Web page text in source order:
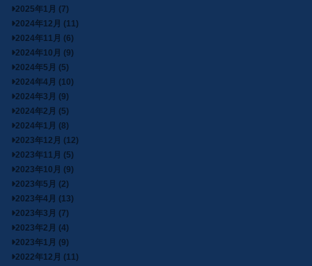
2025年1月 (7)
2024年12月 (11)
2024年11月 (6)
2024年10月 (9)
2024年5月 (5)
2024年4月 (10)
2024年3月 (9)
2024年2月 (5)
2024年1月 (8)
2023年12月 (12)
2023年11月 (5)
2023年10月 (9)
2023年5月 (2)
2023年4月 (13)
2023年3月 (7)
2023年2月 (4)
2023年1月 (9)
2022年12月 (11)